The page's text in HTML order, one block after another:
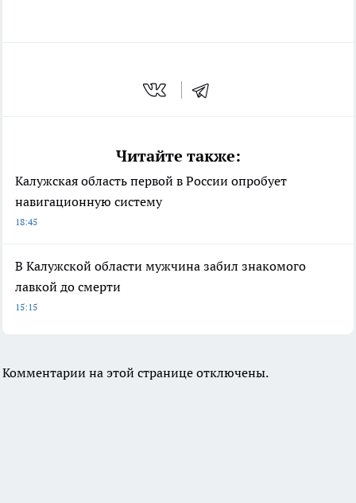
Читайте также:
Калужская область первой в России опробует
навигационную систему
18:45
В Калужской области мужчина забил знакомого
лавкой до смерти
15:15
Комментарии на этой странице отключены.